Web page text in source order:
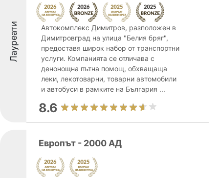
Лауреати
Автокомплекс Димитров, разположен в
Димитровград на улица "Белия бряг",
предоставя широк набор от транспортни
услуги. Компанията се отличава с
денонощна пътна помощ, обхващаща
леки, лекотоварни, товарни автомобили
и автобуси в рамките на България ...
8.6
Европът - 2000 АД